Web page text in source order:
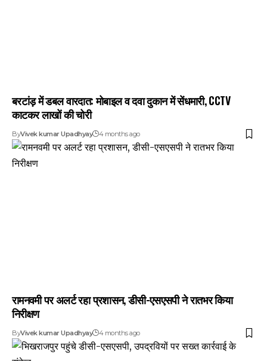
बरटांड़ में डबल वारदात: मोबाइल व दवा दुकान में सेंधमारी, CCTV
काटकर लाखों की चोरी
ByVivek kumar Upadhyay 4 months ago
रामनवमी पर अलर्ट रहा प्रशासन, डीसी-एसएसपी ने रातभर किया
निरीक्षण
ByVivek kumar Upadhyay 4 months ago